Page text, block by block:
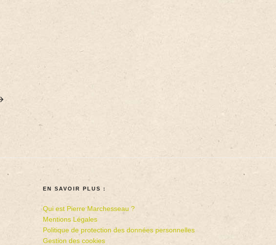
EN SAVOIR PLUS :
Qui est Pierre Marchesseau ?
Mentions Légales
Politique de protection des données personnelles
Gestion des cookies